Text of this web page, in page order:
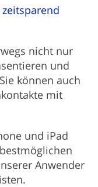
nicht nur
und
können auch
mit
und iPad
Anwender